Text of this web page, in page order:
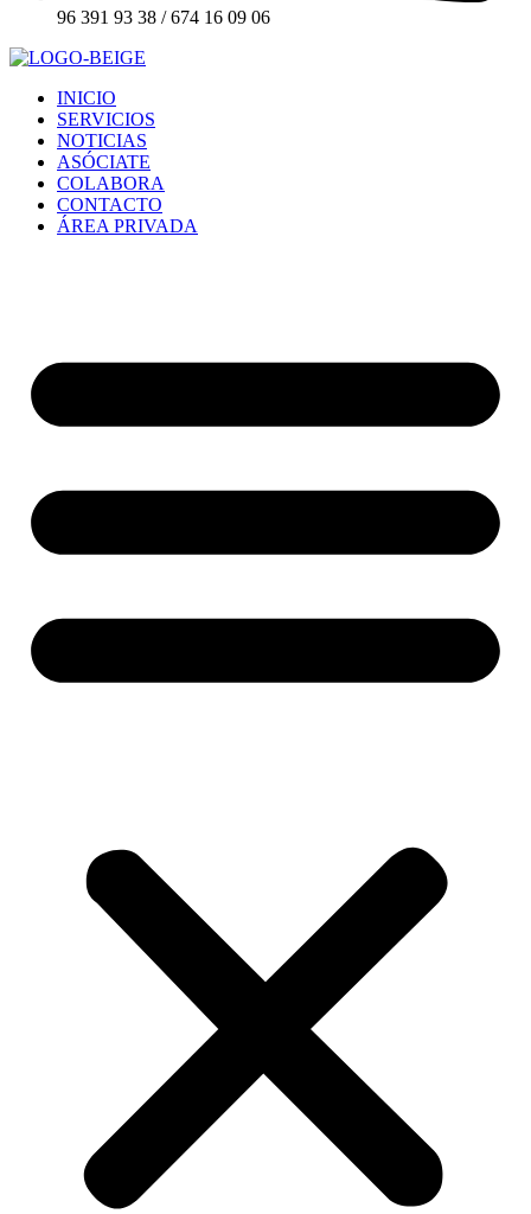
96 391 93 38 / 674 16 09 06
INICIO
SERVICIOS
NOTICIAS
ASÓCIATE
COLABORA
CONTACTO
ÁREA PRIVADA